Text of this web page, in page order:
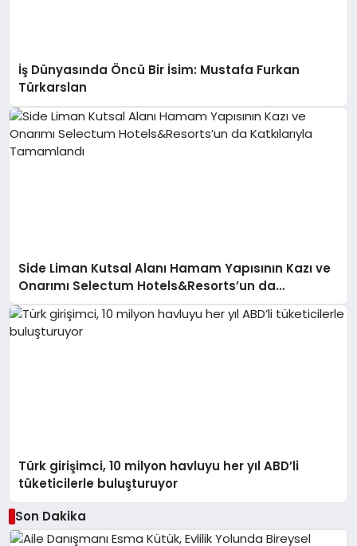
İş Dünyasında Öncü Bir İsim: Mustafa Furkan
Türkarslan
Side Liman Kutsal Alanı Hamam Yapısının Kazı ve
Onarımı Selectum Hotels&Resorts’un da
Katkılarıyla Tamamlandı
Türk girişimci, 10 milyon havluyu her yıl ABD’li
tüketicilerle buluşturuyor
Son Dakika